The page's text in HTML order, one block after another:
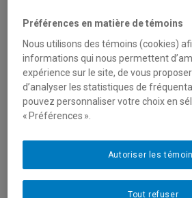
Richard, Gabrielle
richard.gabrielle@uqam.ca
Familles queers
Préférences en matière de témoins
Nous utilisons des témoins (cookies)
informations qui nous permettent
expérience sur le site, de vous
d’analyser les statistiques de
pouvez personnaliser votre choix en
« Préférences ».
Tout refuser
Autoriser les